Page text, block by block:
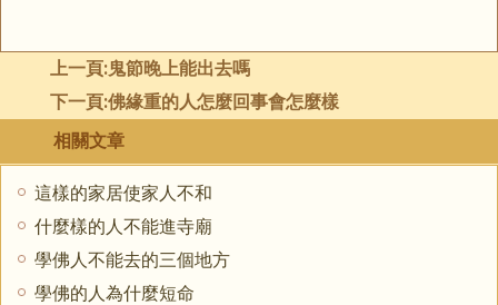
上一頁:鬼節晚上能出去嗎
下一頁:佛緣重的人怎麼回事會怎麼樣
相關文章
這樣的家居使家人不和
什麼樣的人不能進寺廟
學佛人不能去的三個地方
學佛的人為什麼短命